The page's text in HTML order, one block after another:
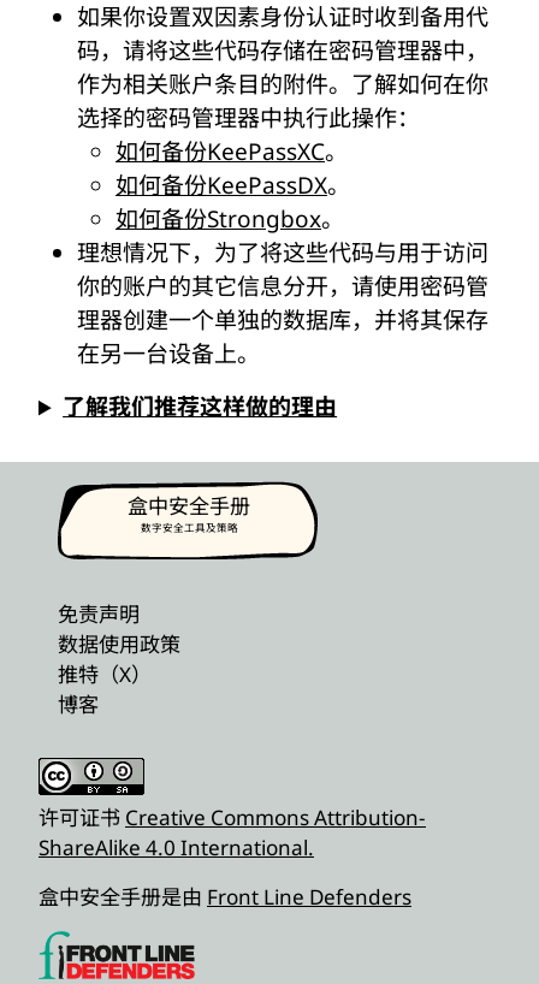
如果你设置双因素身份认证时收到备用代
码，请将这些代码存储在密码管理器中，
作为相关账户条目的附件。了解如何在你
选择的密码管理器中执行此操作：
如何备份KeePassXC。
如何备份KeePassDX。
如何备份Strongbox。
理想情况下，为了将这些代码与用于访问
你的账户的其它信息分开，请使用密码管
理器创建一个单独的数据库，并将其保存
在另一台设备上。
了解我们推荐这样做的理由
盒中安全手册
数字安全工具及策略
免责声明
数据使用政策
推特（X）
博客
许可证书 Creative Commons Attribution-
ShareAlike 4.0 International.
盒中安全手册是由 Front Line Defenders